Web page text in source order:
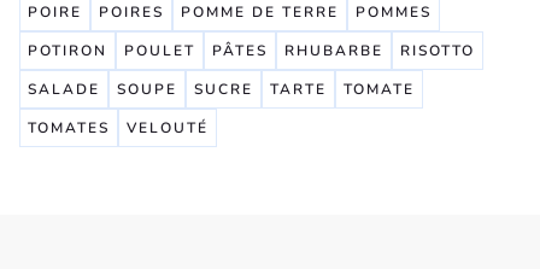
POIRE
POIRES POMME DE TERRE
POMMES
POTIRON
POULET PÂTES RHUBARBE
RISOTTO
SALADE
SOUPE SUCRE TARTE
TOMATE
TOMATES
VELOUTÉ